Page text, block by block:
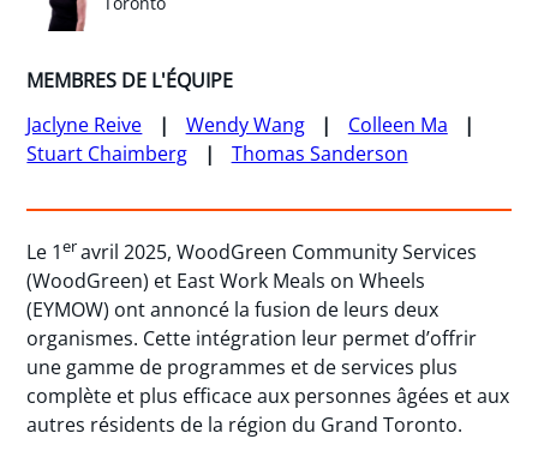
MEMBRES DE L'ÉQUIPE
Jaclyne Reive
Wendy Wang
Colleen Ma
Stuart Chaimberg
Thomas Sanderson
Le 1eravril 2025, WoodGreen Community Services
(WoodGreen) et East Work Meals on Wheels
(EYMOW) ont annoncé la fusion de leurs deux
organismes. Cette intégration leur permet d’offrir
une gamme de programmes et de services plus
complète et plus efficace aux personnes âgées et aux
autres résidents de la région du Grand Toronto.